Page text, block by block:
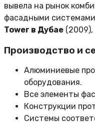
вывела на рынок
фасадными системами
Tower в Дубае (2009),
Производство и
Алюминиевые
оборудования.
Все элементы
Конструкции
Системы